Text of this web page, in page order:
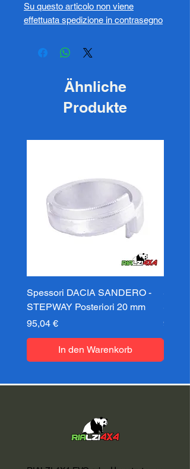
Su questo articolo non viene
effettuata spedizione in contrasegno
Ähnliche
Produkte
Spessori DACIA SANDERO -
STEPWAY Posteriori 20 mm
Preis
95,04 €
In den Warenkorb
Preis
95,04 €